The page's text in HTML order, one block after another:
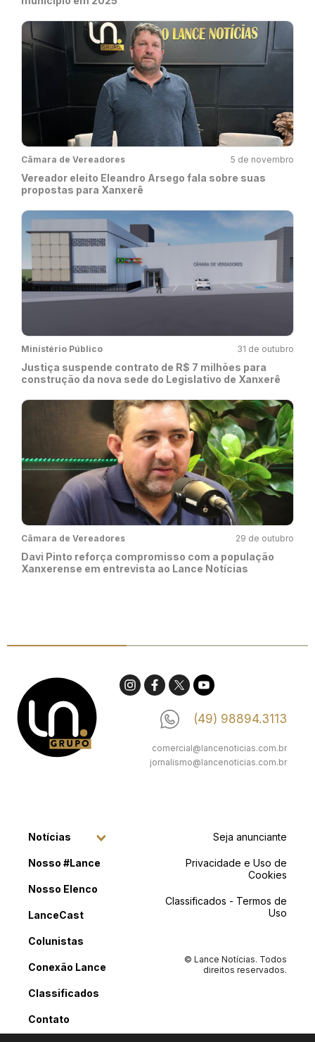
Câmara de Vereadores 5 de novembro
Vereador eleito Eleandro Arsego fala sobre suas
propostas para Xanxerê
Ministério Público 31 de outubro
Justiça suspende contrato de R$ 7 milhões para
construção da nova sede do Legislativo de Xanxerê
Câmara de Vereadores 29 de outubro
Davi Pinto reforça compromisso com a população
Xanxerense em entrevista ao Lance Notícias
(49) 98894.3113
comercial@lancenoticias.com.br
jornalismo@lancenoticias.com.br
Notícias
Nosso #Lance
Nosso Elenco
LanceCast
Colunistas
Conexão Lance
Classificados
Contato
Seja anunciante
Privacidade e Uso de
Cookies
Classificados - Termos de
Uso
© Lance Notícias. Todos
direitos reservados.